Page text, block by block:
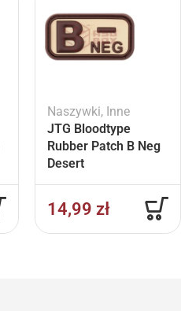
Naszywki, Inne
JTG Bloodtype
Rubber Patch B Neg
Desert
14,99zł